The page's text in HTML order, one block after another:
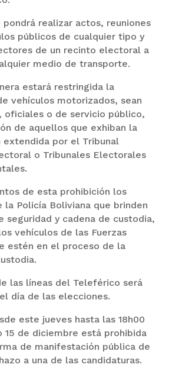
pondrá realizar actos, reuniones
públicos de cualquier tipo y
de un recinto electoral a
medio de transporte.
estará restringida la
vehículos motorizados, sean
oficiales o de servicio público,
de aquellos que exhiban la
extendida por el Tribunal
o Tribunales Electorales
de esta prohibición los
la Policía Boliviana que brinden
seguridad y cadena de custodia,
vehículos de las Fuerzas
estén en el proceso de la
las líneas del Teleférico será
día de las elecciones.
este jueves hasta las 18h00
15 de diciembre está prohibida
de manifestación pública de
a una de las candidaturas.